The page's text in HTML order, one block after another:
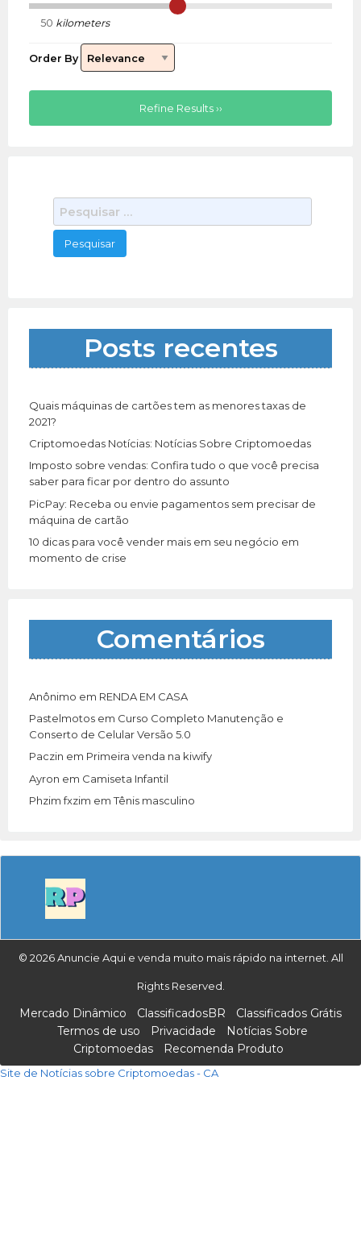
kilometers
Order By
Refine Results ››
e
q
a
p
r
:
Posts recentes
Quais máquinas de cartões tem as menores taxas de
2021?
Criptomoedas Notícias: Notícias Sobre Criptomoedas
Imposto sobre vendas: Confira tudo o que você precisa
saber para ficar por dentro do assunto
PicPay: Receba ou envie pagamentos sem precisar de
máquina de cartão
10 dicas para você vender mais em seu negócio em
momento de crise
Comentários
Anônimo em RENDA EM CASA
Pastelmotos em Curso Completo Manutenção e
Conserto de Celular Versão 5.0
Paczin em Primeira venda na kiwify
Ayron em Camiseta Infantil
Phzim fxzim emTênis masculino
© 2026 Anuncie Aqui e venda muito mais rápido na internet. All
Rights Reserved.
Mercado Dinâmico ClassificadosBR
Classificados Grátis
Termos de uso
Privacidade
Notícias Sobre
Criptomoedas
Recomenda Produto
Site de Notícias sobre Criptomoedas - CA